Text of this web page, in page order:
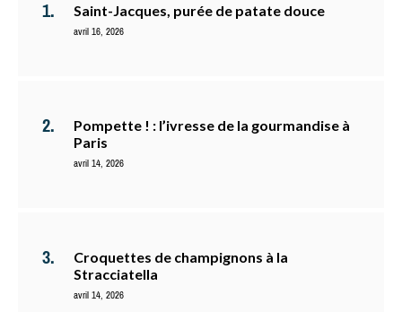
Saint-Jacques, purée de patate douce
avril 16, 2026
Pompette ! : l’ivresse de la gourmandise à
Paris
avril 14, 2026
Croquettes de champignons à la
Stracciatella
avril 14, 2026